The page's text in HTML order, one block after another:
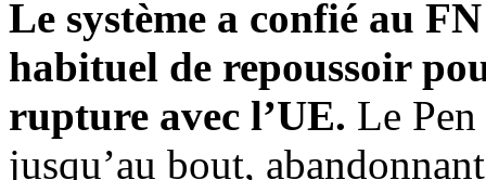
Le système a confié au
habituel de repoussoir
rupture avec l’UE. Le
jusqu’au bout,